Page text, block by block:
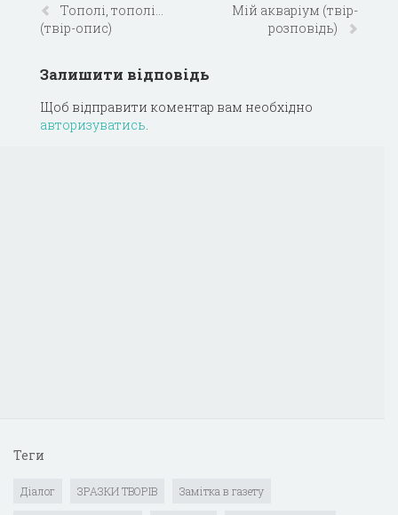
Тополі, тополі…
(твір-опис)
Мій акваріум (твір-
розповідь)
Залишити відповідь
Щоб відправити коментар вам необхідно
авторизуватись.
Теги
Діалог ЗРАЗКИ ТВОРІВ Замітка в газету